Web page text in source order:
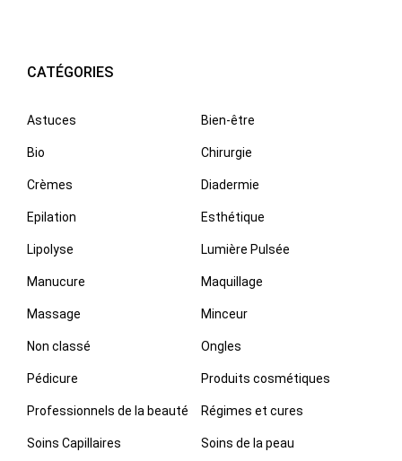
CATÉGORIES
Astuces Bien-être
Bio Chirurgie
Crèmes Diadermie
Epilation Esthétique
Lipolyse Lumière Pulsée
Manucure Maquillage
Massage Minceur
Non classé Ongles
Pédicure Produits cosmétiques
Professionnels de la beauté Régimes et cures
Soins Capillaires Soins de la peau